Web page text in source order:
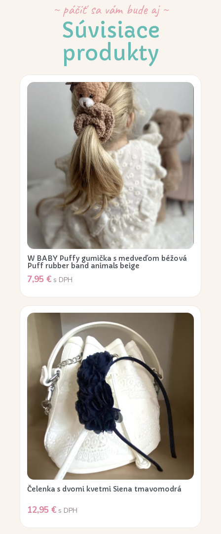
~ páčiť sa vám bude aj ~
Súvisiace
produkty
W BABY Puffy gumička s medveďom béžová
Puff rubber band animals beige
7,95 € s DPH
Čelenka s dvomi kvetmi Siena tmavomodrá
12,95 € s DPH